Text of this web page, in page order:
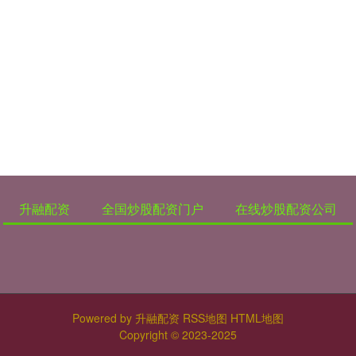
升融配资 全国炒股配资门户 在线炒股配资公司
Powered by 升融配资 RSS地图 HTML地图
Copyright © 2023-2025